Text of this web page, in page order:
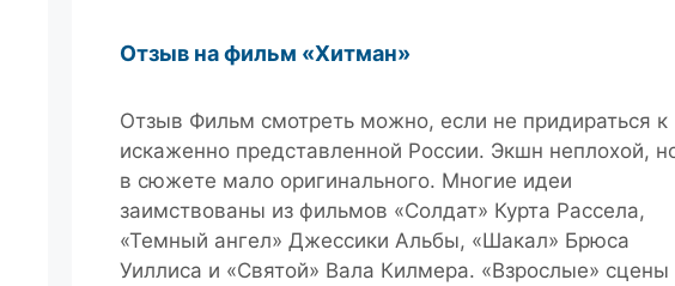
Отзыв на фильм «Хитман»
Отзыв Фильм смотреть можно, если не придираться к
искаженно представленной России. Экшн неплохой,
в сюжете мало оригинального. Многие идеи
заимствованы из фильмов «Солдат» Курта Рассела,
«Темный ангел» Джессики Альбы, «Шакал» Брюса
Уиллиса и «Святой» Вала Килмера. «Взрослые» сцены